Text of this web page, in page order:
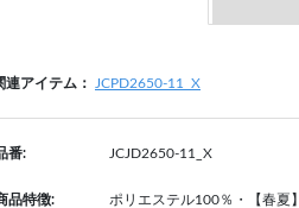
連アイテム： JCPD2650-11_X
番: JCJD2650-11_X
品特徴: ポリエステル100％・【春夏】